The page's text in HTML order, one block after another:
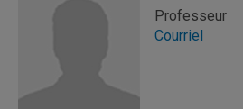
Professeur
Courriel